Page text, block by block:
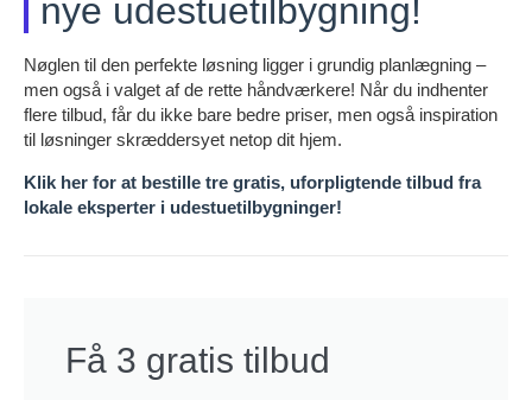
nye udestuetilbygning!
Nøglen til den perfekte løsning ligger i grundig planlægning –
men også i valget af de rette håndværkere! Når du indhenter
flere tilbud, får du ikke bare bedre priser, men også inspiration
til løsninger skræddersyet netop dit hjem.
Klik her for at bestille tre gratis, uforpligtende tilbud fra
lokale eksperter i udestuetilbygninger!
Få 3 gratis tilbud